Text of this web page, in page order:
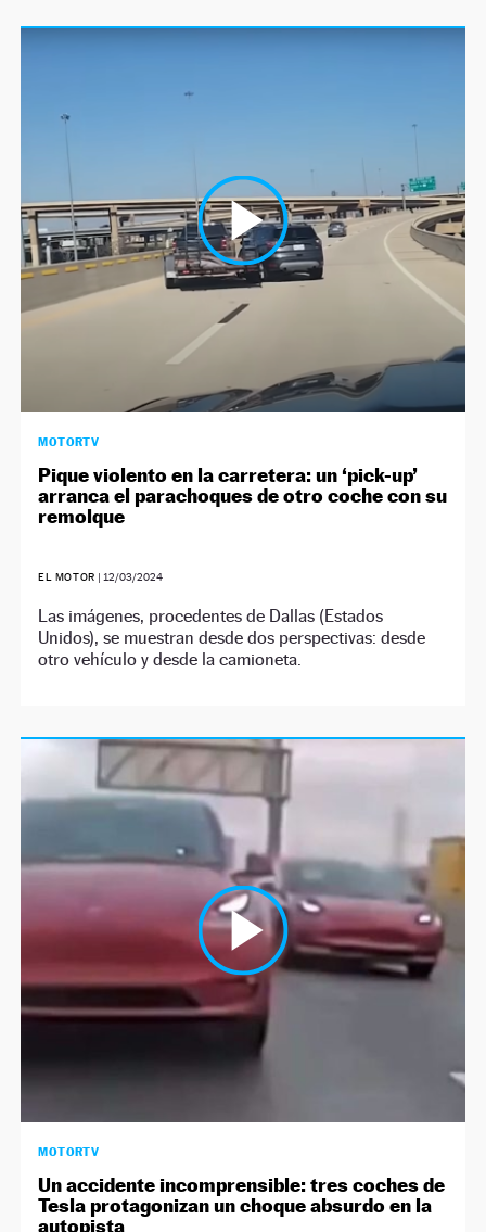
MOTORTV
Pique violento en la carretera: un ‘pick-up’
arranca el parachoques de otro coche con su
remolque
EL MOTOR | 12/03/2024
Las imágenes, procedentes de Dallas (Estados
Unidos), se muestran desde dos perspectivas: desde
otro vehículo y desde la camioneta.
MOTORTV
Un accidente incomprensible: tres coches de
Tesla protagonizan un choque absurdo en la
autopista